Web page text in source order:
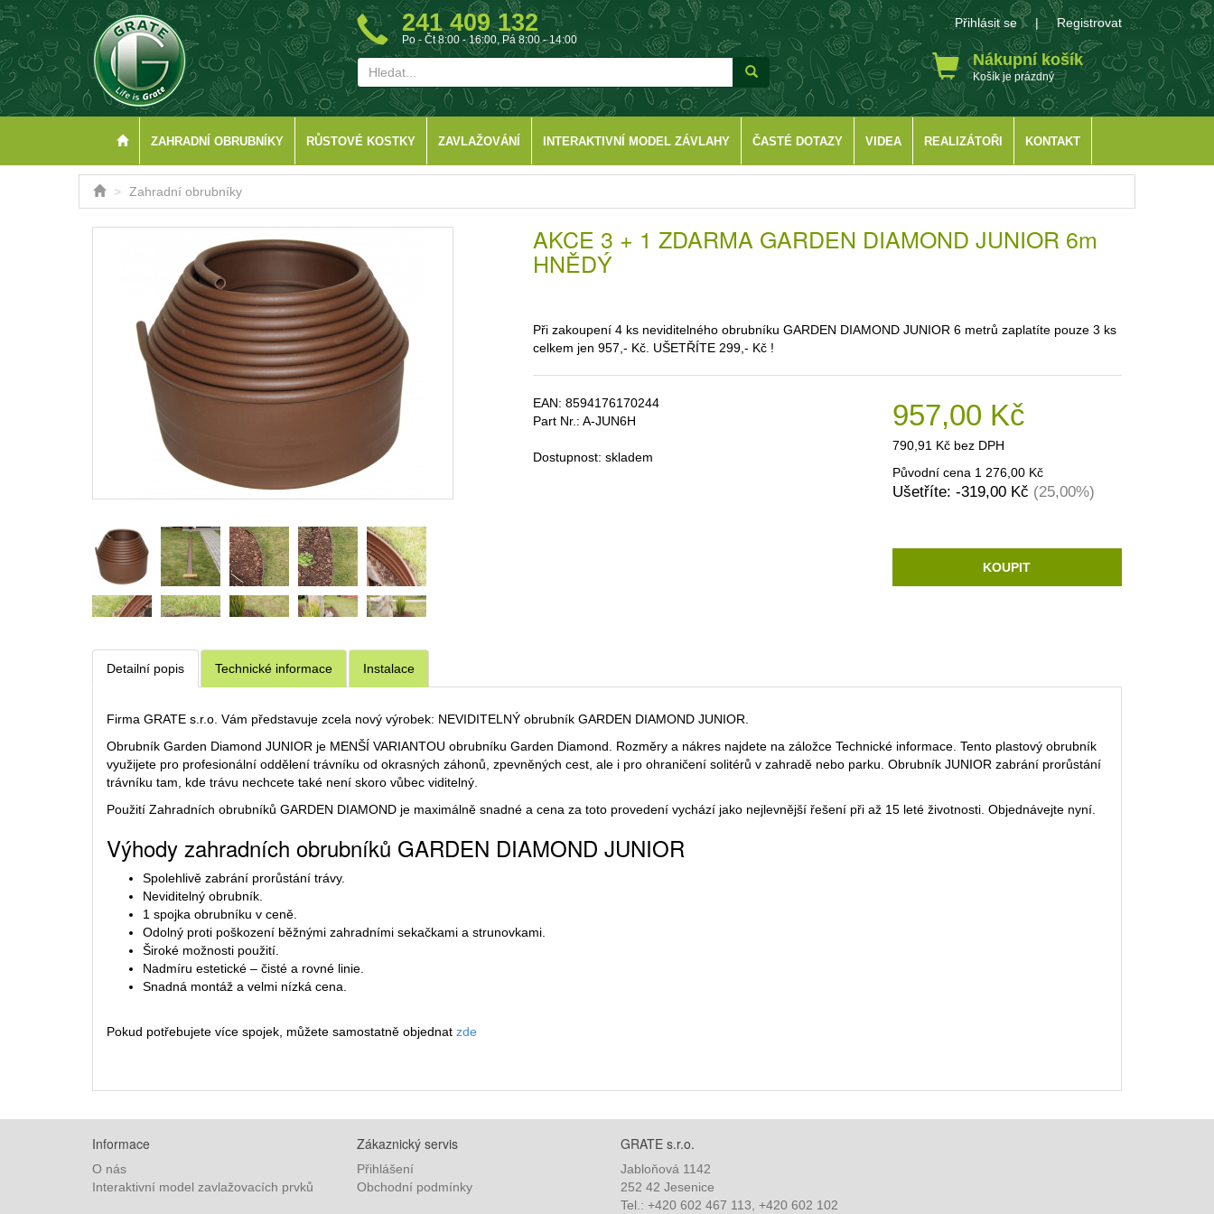
241 409 132
Po - Čt 8:00 - 16:00, Pá 8:00 - 14:00
Přihlásit se | Registrovat
Nákupní košík
Košík je prázdný
ZAHRADNÍ OBRUBNÍKY RŮSTOVÉ KOSTKY ZAVLAŽOVÁNÍ INTERAKTIVNÍ MODEL ZÁVLAHY ČASTÉ DOTAZY VIDEA REALIZÁTOŘI KONTAKT
Zahradní obrubníky
AKCE 3 + 1 ZDARMA GARDEN DIAMOND JUNIOR 6m
HNĚDÝ
Při zakoupení 4 ks neviditelného obrubníku GARDEN DIAMOND JUNIOR 6 metrů zaplatíte pouze 3 ks
celkem jen 957,- Kč. UŠETŘÍTE 299,- Kč !
EAN: 8594176170244
Part Nr.: A-JUN6H
Dostupnost: skladem
957,00 Kč
790,91 Kč bez DPH
Původní cena 1 276,00 Kč
Ušetříte: -319,00 Kč (25,00%)
KOUPIT
Detailní popis Technické informace Instalace
Firma GRATE s.r.o. Vám představuje zcela nový výrobek: NEVIDITELNÝ obrubník GARDEN DIAMOND JUNIOR.
Obrubník Garden Diamond JUNIOR je MENŠÍ VARIANTOU obrubníku Garden Diamond. Rozměry a nákres najdete na záložce Technické informace. Tento plastový obrubník
využijete pro profesionální oddělení trávníku od okrasných záhonů, zpevněných cest, ale i pro ohraničení solitérů v zahradě nebo parku. Obrubník JUNIOR zabrání prorůstání
trávníku tam, kde trávu nechcete také není skoro vůbec viditelný.
Použití Zahradních obrubníků GARDEN DIAMOND je maximálně snadné a cena za toto provedení vychází jako nejlevnější řešení při až 15 leté životnosti. Objednávejte nyní.
Výhody zahradních obrubníků GARDEN DIAMOND JUNIOR
Spolehlivě zabrání prorůstání trávy.
Neviditelný obrubník.
1 spojka obrubníku v ceně.
Odolný proti poškození běžnými zahradními sekačkami a strunovkami.
Široké možnosti použití.
Nadmíru estetické – čisté a rovné linie.
Snadná montáž a velmi nízká cena.
Pokud potřebujete více spojek, můžete samostatně objednat zde
Informace
O nás
Interaktivní model zavlažovacích prvků
Zákaznický servis
Přihlášení
Obchodní podmínky
GRATE s.r.o.
Jabloňová 1142
252 42 Jesenice
Tel.: +420 602 467 113, +420 602 102